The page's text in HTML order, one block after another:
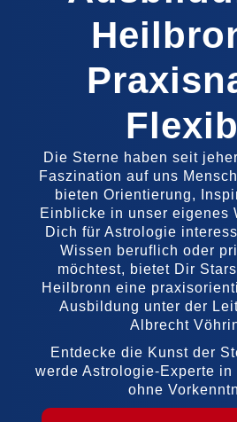
Die Sterne haben seit
Faszination auf uns
bieten Orientierung,
Einblicke in unser eigenes
Dich für Astrologie
Wissen beruflich oder
möchtest, bietet Dir
Heilbronn eine
Ausbildung unter der
Albrecht
Entdecke die Kunst der
werde Astrologie-Experte in
ohne